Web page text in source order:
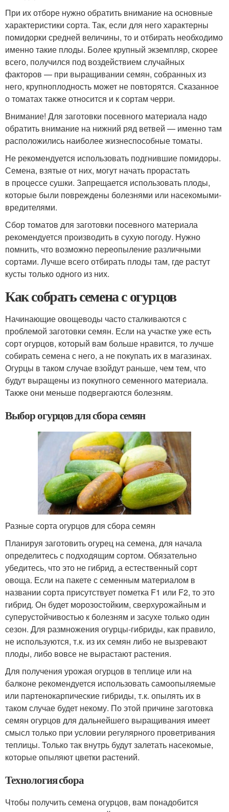
При их отборе нужно обратить внимание на основные
характеристики сорта. Так, если для него характерны
помидорки средней величины, то и отбирать необходимо
именно такие плоды. Более крупный экземпляр, скорее
всего, получился под воздействием случайных
факторов — при выращивании семян, собранных из
него, крупноплодность может не повторятся. Сказанное
о томатах также относится и к сортам черри.
Внимание! Для заготовки посевного материала надо
обратить внимание на нижний ряд ветвей — именно там
расположились наиболее жизнеспособные томаты.
Не рекомендуется использовать подгнившие помидоры.
Семена, взятые от них, могут начать прорастать
в процессе сушки. Запрещается использовать плоды,
которые были повреждены болезнями или насекомыми-
вредителями.
Сбор томатов для заготовки посевного материала
рекомендуется производить в сухую погоду. Нужно
помнить, что возможно переопыление различными
сортами. Лучше всего отбирать плоды там, где растут
кусты только одного из них.
Как собрать семена с огурцов
Начинающие овощеводы часто сталкиваются с
проблемой заготовки семян. Если на участке уже есть
сорт огурцов, который вам больше нравится, то лучше
собирать семена с него, а не покупать их в магазинах.
Огурцы в таком случае взойдут раньше, чем тем, что
будут выращены из покупного семенного материала.
Также они меньше подвергаются болезням.
Выбор огурцов для сбора семян
Разные сорта огурцов для сбора семян
Планируя заготовить огурец на семена, для начала
определитесь с подходящим сортом. Обязательно
убедитесь, что это не гибрид, а естественный сорт
овоща. Если на пакете с семенным материалом в
названии сорта присутствует пометка F1 или F2, то это
гибрид. Он будет морозостойким, сверхурожайным и
суперустойчивостью к болезням и засухе только один
сезон. Для размножения огурцы-гибриды, как правило,
не используются, т.к. из их семян либо не вызревают
плоды, либо вовсе не вырастают растения.
Для получения урожая огурцов в теплице или на
балконе рекомендуется использовать самоопыляемые
или партенокарпические гибриды, т.к. опылять их в
таком случае будет некому. По этой причине заготовка
семян огурцов для дальнейшего выращивания имеет
смысл только при условии регулярного проветривания
теплицы. Только так внутрь будут залетать насекомые,
которые опыляют цветки растений.
Технология сбора
Чтобы получить семена огурцов, вам понадобится